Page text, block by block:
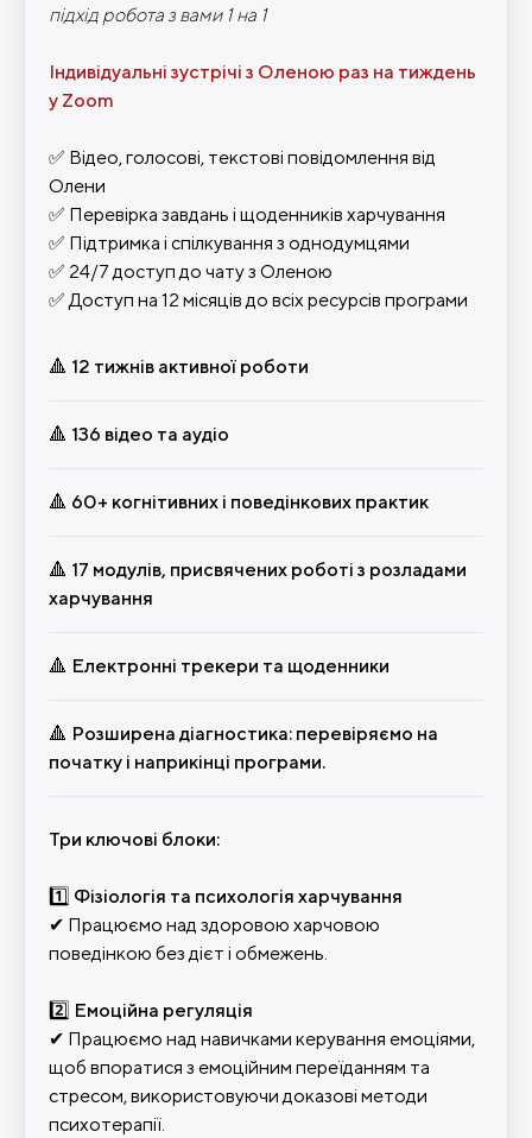
підхід робота з вами 1 на 1
Індивідуальні зустрічі з Оленою раз на тиждень
у Zoom
✅ Відео, голосові, текстові повідомлення від
Олени
✅ Перевірка завдань і щоденників харчування
✅ Підтримка і спілкування з однодумцями
✅ 24/7 доступ до чату з Оленою
✅Доступ на 12 місяців до всіх ресурсів програми
🔺 12 тижнів активної роботи
🔺 136 відео та аудіо
🔺 60+ когнітивних і поведінкових практик
🔺 17 модулів, присвячених роботі з розладами
харчування
🔺 Електронні трекери та щоденники
🔺 Розширена діагностика: перевіряємо на
початку і наприкінці програми.
Три ключові блоки:
1️⃣ Фізіологія та психологія харчування
✔ Працюємо над здоровою харчовою
поведінкою без дієт і обмежень.
2️⃣ Емоційна регуляція
✔ Працюємо над навичками керування емоціями,
щоб впоратися з емоційним переїданням та
стресом, використовуючи доказові методи
психотерапії.